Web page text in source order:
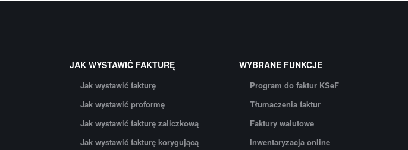
JAK WYSTAWIĆ FAKTURĘ
Jak wystawić fakturę
Jak wystawić proformę
Jak wystawić fakturę zaliczkową
Jak wystawić fakturę korygującą
WYBRANE FUNKCJE
Program do faktur KSeF
Tłumaczenia faktur
Faktury walutowe
Inwentaryzacja online